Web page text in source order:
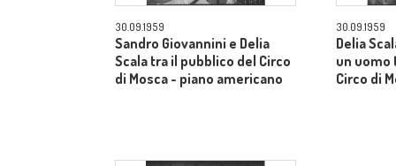
30.09.1959
Sandro Giovannini e Delia
Scala tra il pubblico del Circo
di Mosca - piano americano
30.09.1959
Delia
un uomo
Circo di